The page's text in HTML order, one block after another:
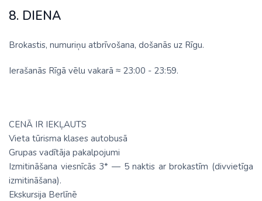
8. DIENA
Brokastis, numuriņu atbrīvošana, došanās uz Rīgu.
Ierašanās Rīgā vēlu vakarā ≈ 23:00 - 23:59.
CENĀ IR IEKĻAUTS
Vieta tūrisma klases autobusā
Grupas vadītāja pakalpojumi
Izmitināšana viesnīcās 3* — 5 naktis ar brokastīm (divvietīga
izmitināšana).
Ekskursija Berlīnē